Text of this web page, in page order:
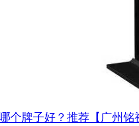
个牌子好？推荐【广州铭